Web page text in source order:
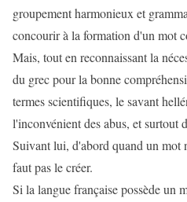
groupement harmonieux et
concourir à la formation d'un mot
Mais, tout en reconnaissant la
du grec pour la bonne
termes scientifiques, le savant
l'inconvénient des abus, et surtout
Suivant lui, d'abord quand un mot
faut pas le créer.
Si la langue française possède un